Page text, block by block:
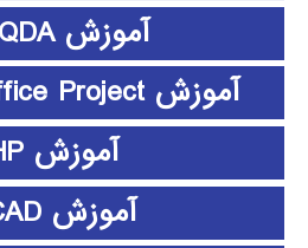
آموزش MAXQDA
آموزش Microsoft Office Project
آموزش PHP
آموزش PSCAD